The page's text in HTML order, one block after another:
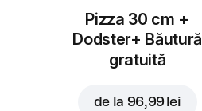
Pizza 30 cm +
Dodster+ Băutură
gratuită
de la 96,99 lei